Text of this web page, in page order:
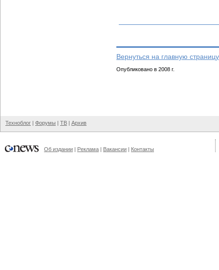
Вернуться на главную
Опубликовано в 2008 г.
Техноблог | Форумы | ТВ | Архив
Об издании | Реклама | Вакансии | Контакты